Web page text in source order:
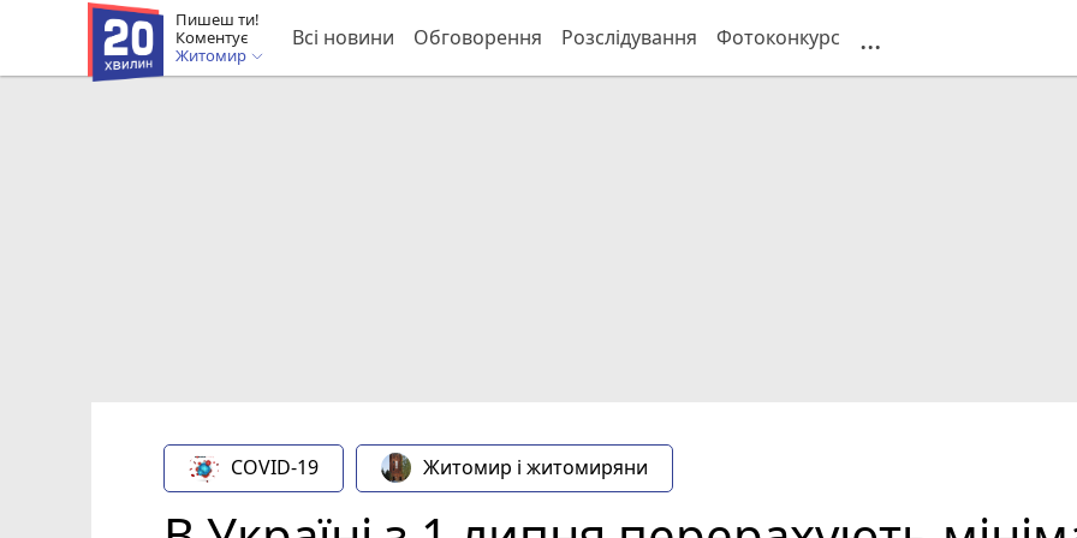
Пишеш ти!
Коментує
Житомир
Всі новини Обговорення Розслідування Фотоконкурс ...
COVID-19 Житомир і житомиряни